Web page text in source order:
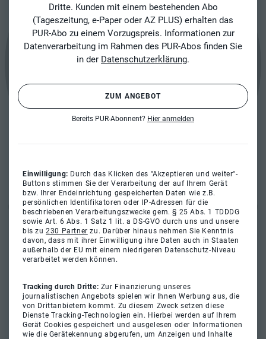
Dritte. Kunden mit einem bestehenden Abo
(Tageszeitung, e-Paper oder AZ PLUS) erhalten das
PUR-Abo zu einem Vorzugspreis. Informationen zur
Datenverarbeitung im Rahmen des PUR-Abos finden Sie
in der Datenschutzerklärung.
ZUM ANGEBOT
Bereits PUR-Abonnent? Hier anmelden
Einwilligung: Durch das Klicken des "Akzeptieren und weiter"-
Buttons stimmen Sie der Verarbeitung der auf Ihrem Gerät
bzw. Ihrer Endeinrichtung gespeicherten Daten wie z.B.
persönlichen Identifikatoren oder IP-Adressen für die
beschriebenen Verarbeitungszwecke gem. § 25 Abs. 1 TDDDG
sowie Art. 6 Abs. 1 Satz 1 lit. a DS-GVO durch uns und unsere
bis zu230 Partner zu. Darüber hinaus nehmen Sie Kenntnis
davon, dass mit ihrer Einwilligung ihre Daten auch in Staaten
außerhalb der EU mit einem niedrigeren Datenschutz-Niveau
verarbeitet werden können.
Tracking durch Dritte: Zur Finanzierung unseres
journalistischen Angebots spielen wir Ihnen Werbung aus, die
von Drittanbietern kommt. Zu diesem Zweck setzen diese
Dienste Tracking-Technologien ein. Hierbei werden auf Ihrem
Gerät Cookies gespeichert und ausgelesen oder Informationen
wie die Gerätekennung abgerufen, um Anzeigen und Inhalte